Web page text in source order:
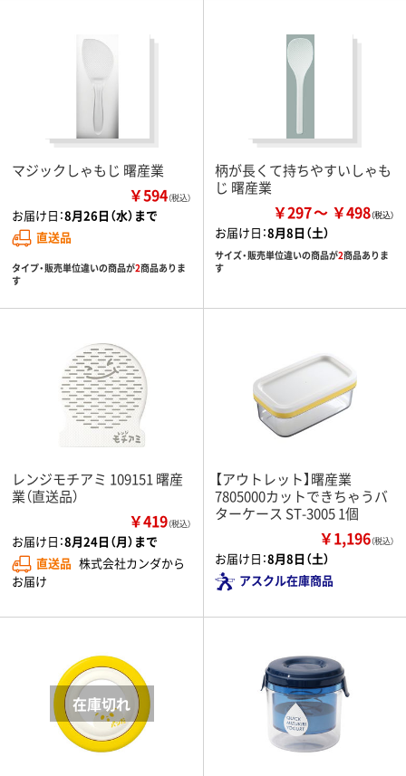
マジックしゃもじ 曙産業
￥594（税込）
お届け日：8月26日（水）まで
直送品
タイプ・販売単位違いの商品が2商品ありま
す
柄が長くて持ちやすいしゃも
じ 曙産業
￥297 ￥498
お届け日：8月8日（土）
サイズ・販売単位違いの商品が2商品ありま
す
レンジモチアミ 109151 曙産
業（直送品）
￥419（税込）
お届け日：8月24日（月）まで
直送品 株式会社カンダから
お届け
【アウトレット】曙産業
7805000カットできちゃうバ
ターケース ST-3005 1個
￥1,196（税込）
お届け日：8月8日（土）
アスクル在庫商品